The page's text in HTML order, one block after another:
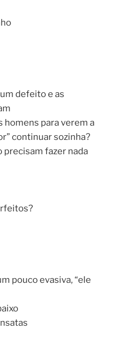
defeito e as
homens para verem a
continuar sozinha?
precisam fazer nada
pouco evasiva, “ele